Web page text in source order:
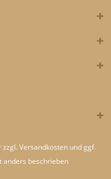
zzgl. Versandkosten und ggf.
anders beschrieben